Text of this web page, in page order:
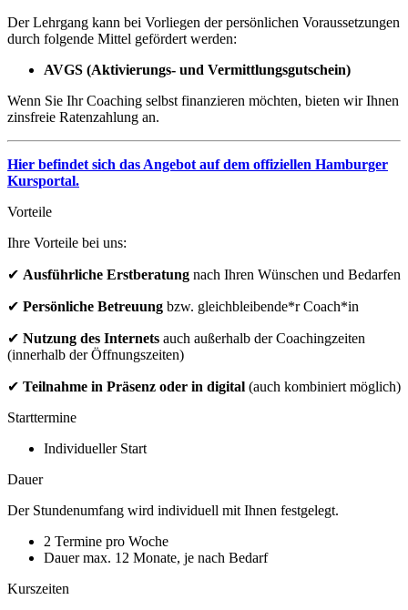
Der Lehrgang kann bei Vorliegen der persönlichen Voraussetzungen
durch folgende Mittel gefördert werden:
AVGS (Aktivierungs- und Vermittlungsgutschein)
Wenn Sie Ihr Coaching selbst finanzieren möchten, bieten wir Ihnen
zinsfreie Ratenzahlung an.
Hier befindet sich das Angebot auf dem offiziellen Hamburger
Kursportal.
Vorteile
Ihre Vorteile bei uns:
✔ Ausführliche Erstberatung nach Ihren Wünschen und Bedarfen
✔ Persönliche Betreuung bzw. gleichbleibende*r Coach*in
✔ Nutzung des Internets auch außerhalb der Coachingzeiten
(innerhalb der Öffnungszeiten)
✔ Teilnahme in Präsenz oder in digital (auch kombiniert möglich)
Starttermine
Individueller Start
Dauer
Der Stundenumfang wird individuell mit Ihnen festgelegt.
2 Termine pro Woche
Dauer max. 12 Monate, je nach Bedarf
Kurszeiten